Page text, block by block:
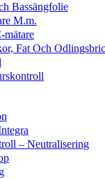
Bassängfolie
M.m.
mätare
Fat Och
– Neutralisering